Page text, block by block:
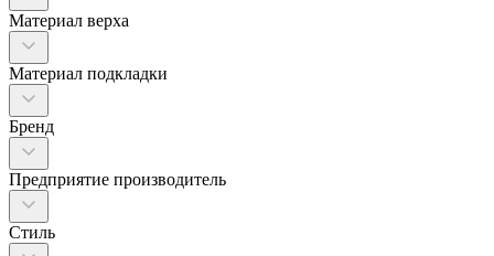
Материал верха
Материал подкладки
Бренд
Предприятие производитель
Стиль